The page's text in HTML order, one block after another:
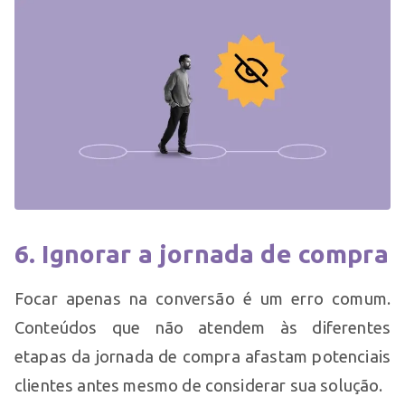
6. Ignorar a jornada de compra
Focar apenas na conversão é um erro comum.
Conteúdos que não atendem às diferentes
etapas da jornada de compra afastam potenciais
clientes antes mesmo de considerar sua solução.